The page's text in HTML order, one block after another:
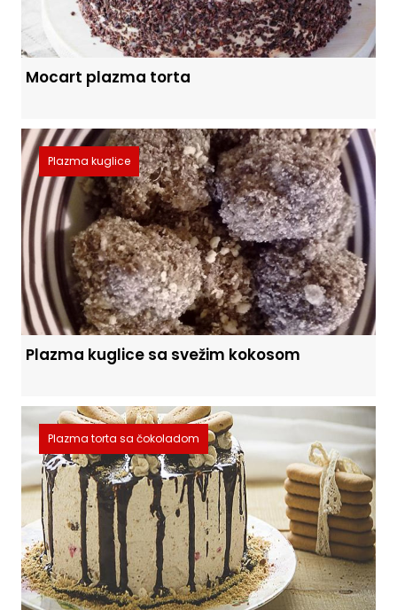
Mocart plazma torta
Plazma kuglice
Plazma kuglice sa svežim kokosom
Plazma torta sa čokoladom